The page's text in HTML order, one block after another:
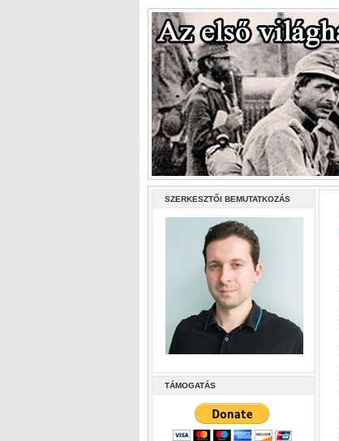
SZERKESZTŐI BEMUTATKOZÁS
TÁMOGATÁS